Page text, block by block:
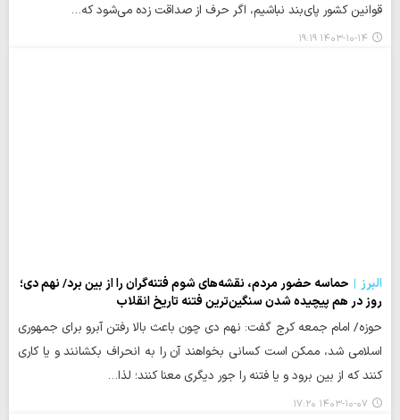
قوانین کشور پای‌بند نباشیم، اگر حرف از صداقت زده می‌شود که…
۱۴۰۳-۱۰-۱۴ ۱۹:۱۹
البرز
حماسه حضور مردم، نقشه‌های شوم فتنه‌گران را از بین برد/ نهم دی؛
روز در هم پیچیده شدن سنگین‌ترین فتنه تاریخ انقلاب
حوزه/ امام جمعه کرج گفت: نهم دی چون باعث بالا رفتن آبرو برای جمهوری
اسلامی شد، ممکن است کسانی بخواهند آن را به انحراف بکشانند و یا کاری
کنند که از بین برود و یا فتنه را جور دیگری معنا کنند؛ لذا…
۱۴۰۳-۱۰-۰۷ ۱۷:۲۰